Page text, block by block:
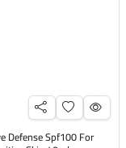
Defense Spf100 For